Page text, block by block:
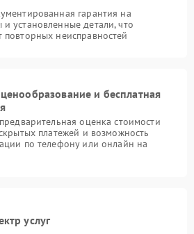
гарантия на
установленные детали, что
неисправностей
и бесплатная
оценка стоимости
платежей и возможность
по телефону или онлайн на
услуг